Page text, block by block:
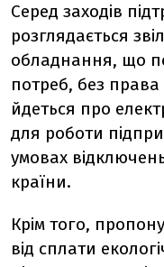
Серед заходів
розглядається
обладнання, що
потреб, без
йдеться про
для роботи
умовах
країни.
Крім того,
від сплати